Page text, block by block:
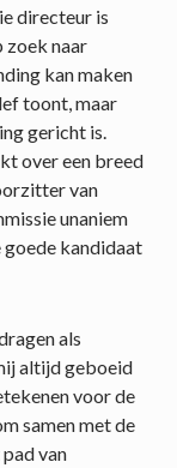
directeur is
zoek naar
kan maken
toont, maar
gericht is.
over een breed
van
unaniem
goede kandidaat
als
altijd geboeid
voor de
samen met de
van